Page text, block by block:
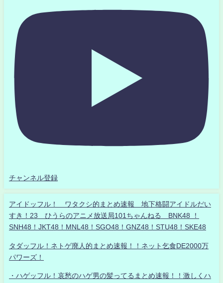
チャンネル登録
アイドッフル！ ワタクシ的まとめ速報 地下格闘アイドルだい
すき！23 ひうらのアニメ放送局101ちゃんねる BNK48 ！
SNH48！JKT48！MNL48！SGO48！GNZ48！STU48！SKE48
タダッフル！ネトゲ廃人的まとめ速報！！ネット乞食DE2000万
パワーズ！
・ハゲッフル！哀愁のハゲ男の髪ってるまとめ速報！！激しくハ